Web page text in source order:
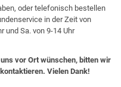
oder telefonisch bestellen
in der Zeit von
und Sa. von 9-14 Uhr
vor Ort wünschen, bitten wir
Vielen Dank!